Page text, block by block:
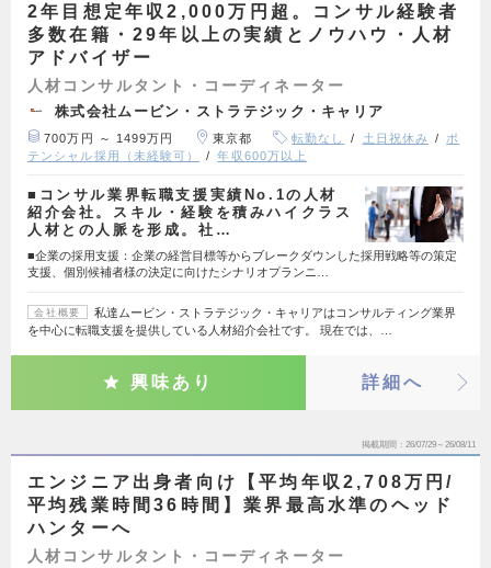
2年目想定年収2,000万円超。コンサル経験者
多数在籍・29年以上の実績とノウハウ・人材
アドバイザー
人材コンサルタント・コーディネーター
株式会社ムービン・ストラテジック・キャリア
700万円 ～ 1499万円 東京都 転勤なし 土日祝休み
ポ
テンシャル採用（未経験可）
年収600万以上
■コンサル業界転職支援実績No.1の人材
紹介会社。スキル・経験を積みハイクラス
人材との人脈を形成。社…
■企業の採用支援：企業の経営目標等からブレークダウンした採用戦略等の策定
支援、個別候補者様の決定に向けたシナリオプランニ…
会社概要
私達ムービン・ストラテジック・キャリアはコンサルティング業界
を中心に転職支援を提供している人材紹介会社です。 現在では、…
興味あり 詳細へ
掲載期間 26/07/29～26/08/11
エンジニア出身者向け【平均年収2,708万円/
平均残業時間36時間】業界最高水準のヘッド
ハンターへ
人材コンサルタント・コーディネーター